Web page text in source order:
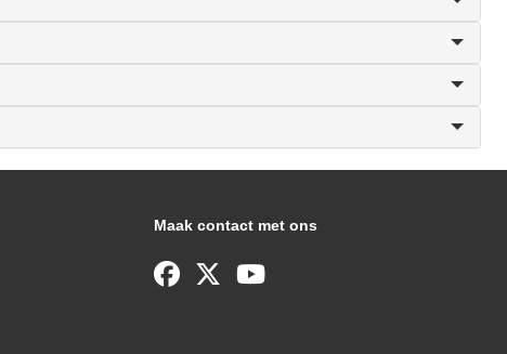
Maak contact met ons